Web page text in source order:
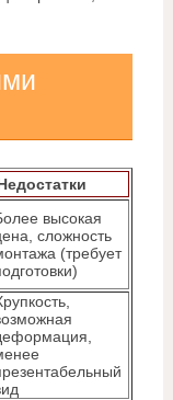
высокая
сложность
(требует